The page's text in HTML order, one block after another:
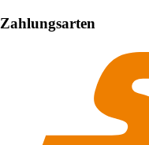
Zahlungsarten